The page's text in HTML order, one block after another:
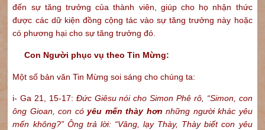
đến sự tăng trưởng của thành viên, giúp cho họ nhận thức
được các dữ kiện đồng cộng tác vào sự tăng trưởng này hoặc
có phương hại cho sự tăng trưởng đó.
Con Người phục vụ theo Tin Mừng:
Một số bản văn Tin Mừng soi sáng cho chúng ta:
i- Ga 21, 15-17: Đức Giêsu nói cho Simon Phê rô, “Simon, con
ông Gioan, con có yêu mến thày hơn những người khác yêu
mến không?” Ông trả lời: “Vâng, lạy Thày, Thày biết con yêu